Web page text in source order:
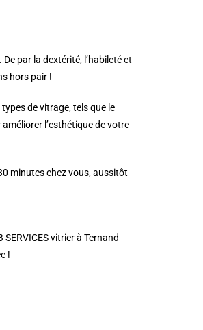
par la dextérité, l’habileté et
hors pair !
de vitrage, tels que le
l’esthétique de votre
minutes chez vous, aussitôt
vitrier à Ternand
!